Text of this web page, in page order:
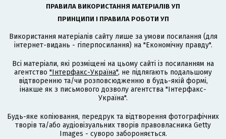
ПРАВИЛА ВИКОРИСТАННЯ МАТЕРІАЛІВ УП
ПРИНЦИПИ І ПРАВИЛА РОБОТИ УП
Використання матеріалів сайту лише за умови посилання (для
інтернет-видань - гіперпосилання) на "Економічну правду".
Всі матеріали, які розміщені на цьому сайті із посиланням на
агентство "Інтерфакс-Україна", не підлягають подальшому
відтворенню та/чи розповсюдженню в будь-якій формі,
інакше як з письмового дозволу агентства "Інтерфакс-
Україна".
Будь-яке копіювання, передрук та відтворення фотографічних
творів та/або аудіовізуальних творів правовласника Getty
Images - суворо забороняється.